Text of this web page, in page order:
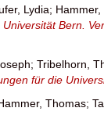
Lydia;
Bern.
; Tribelhorn,
für die
Thomas;